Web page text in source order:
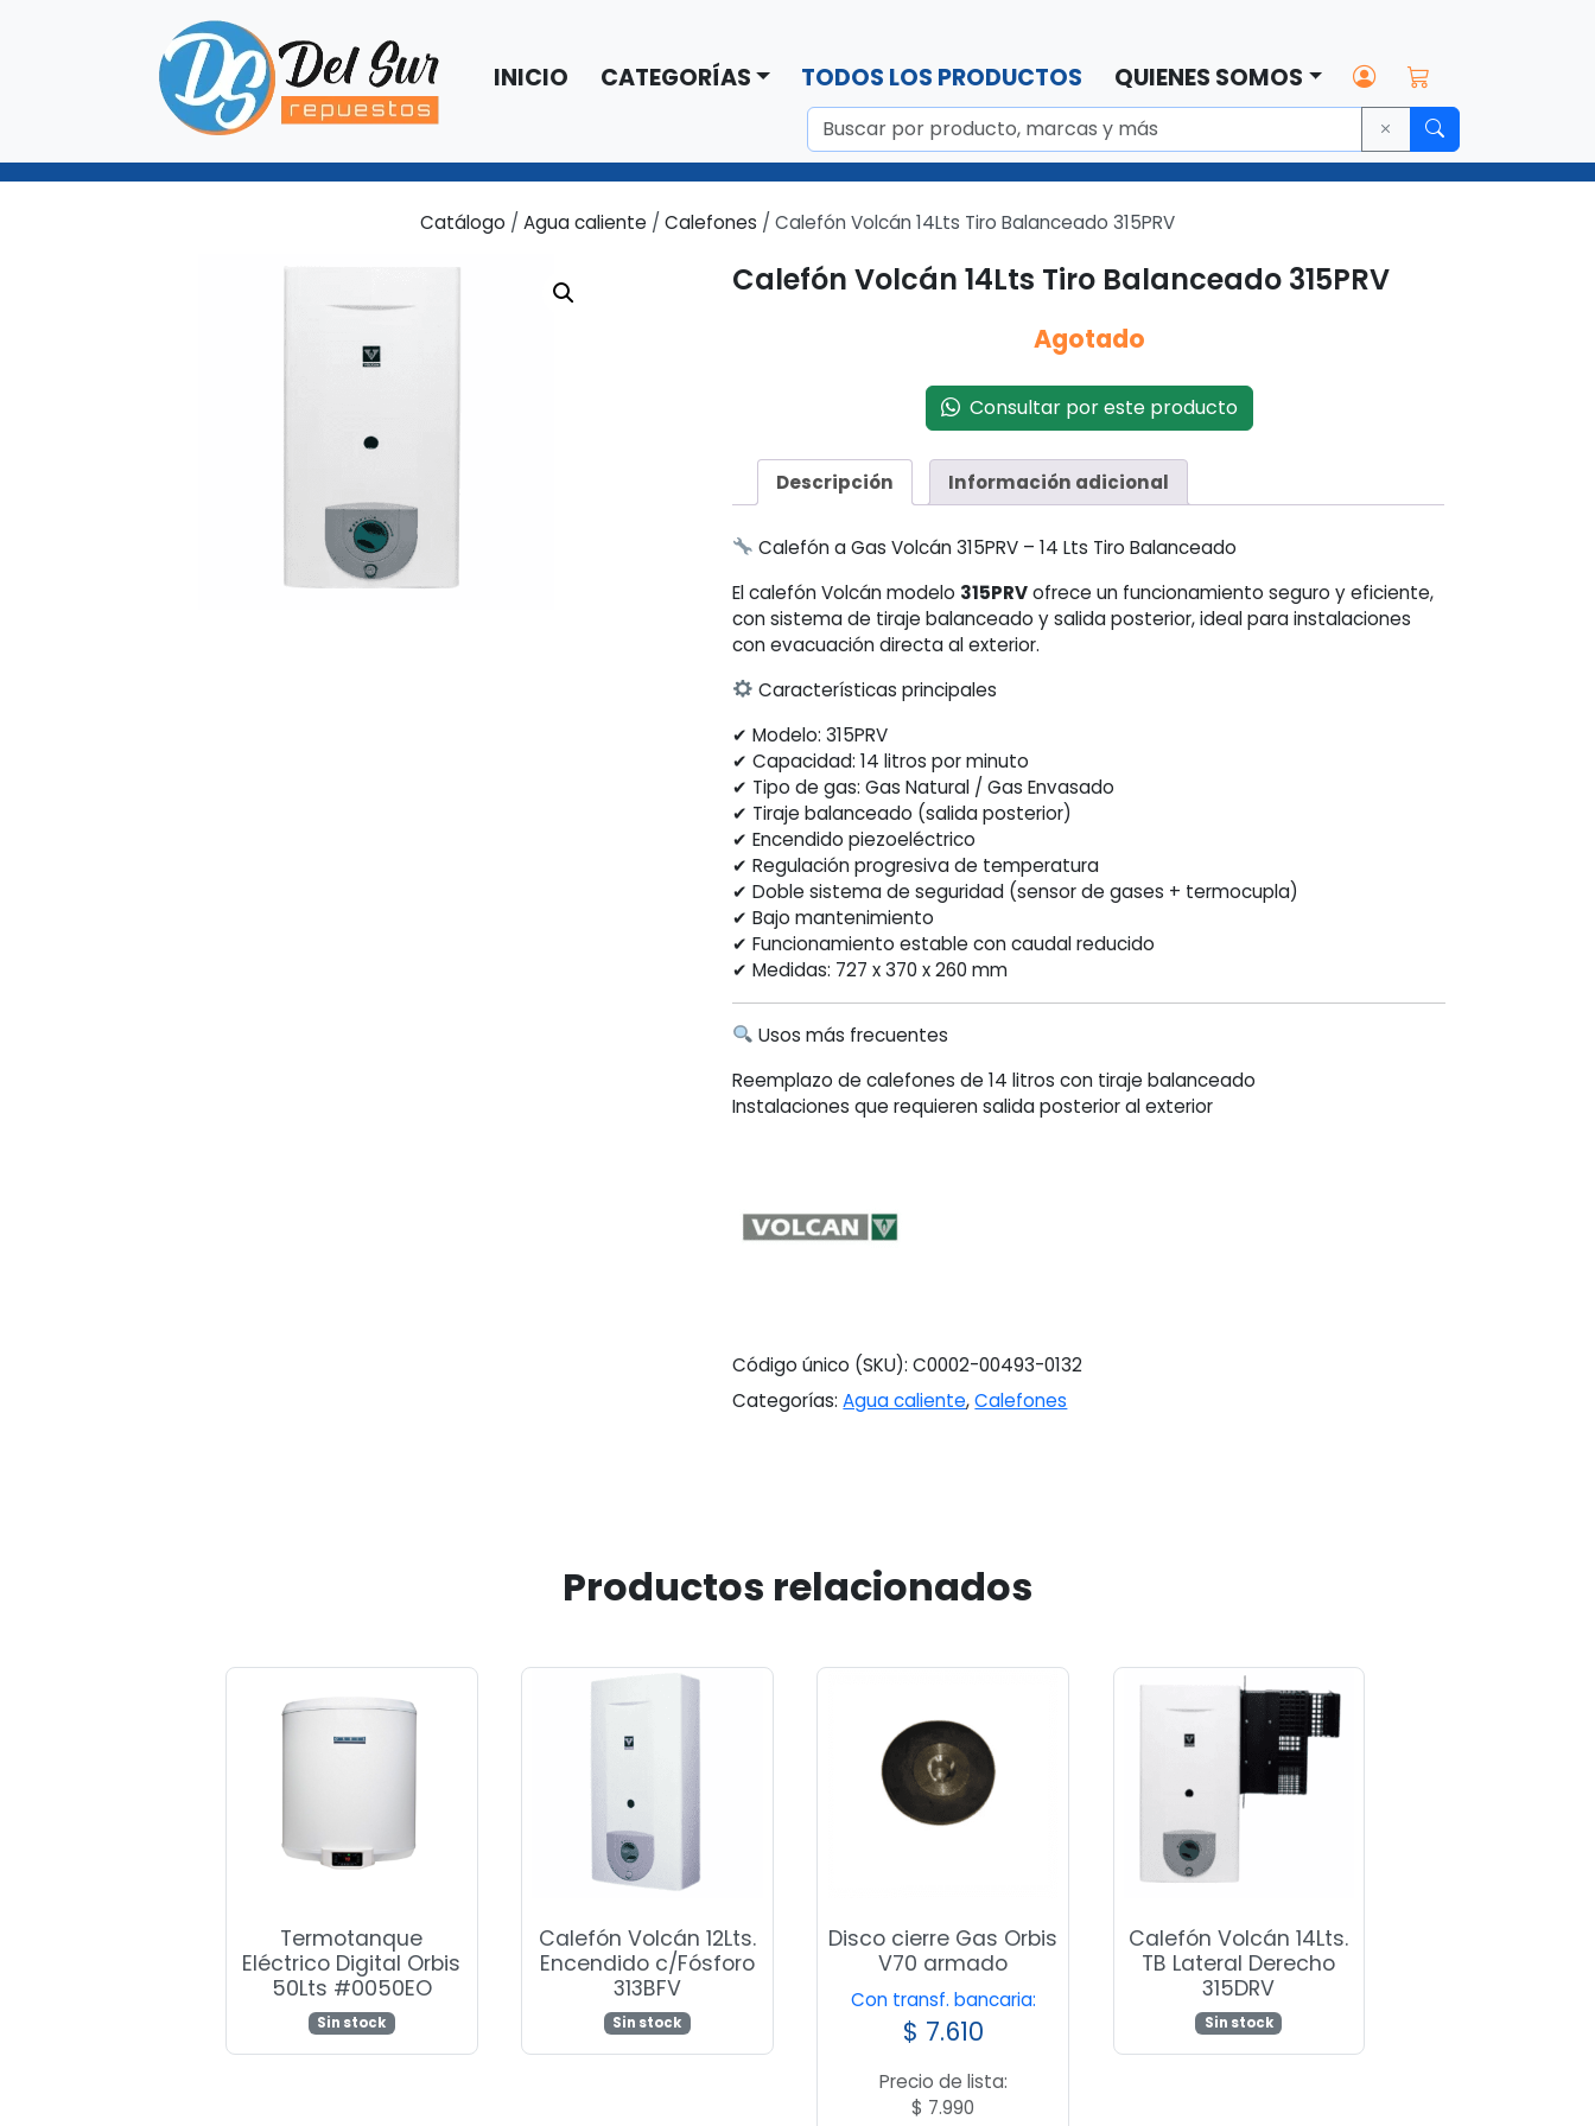
INICIO CATEGORÍAS TODOS LOS PRODUCTOS QUIENES SOMOS
Catálogo / Agua caliente / Calefones / Calefón Volcán 14Lts Tiro Balanceado 315PRV
Calefón Volcán 14Lts Tiro Balanceado 315PRV
Agotado
Consultar por este producto
Descripción Información adicional
Calefón a Gas Volcán 315PRV – 14 Lts Tiro Balanceado
El calefón Volcán modelo 315PRVofrece un funcionamiento seguro y eficiente,
con sistema de tiraje balanceado y salida posterior, ideal para instalaciones
con evacuación directa al exterior.
Características principales
✔ Modelo: 315PRV
✔ Capacidad: 14 litros por minuto
✔ Tipo de gas: Gas Natural / Gas Envasado
✔ Tiraje balanceado (salida posterior)
✔ Encendido piezoeléctrico
✔ Regulación progresiva de temperatura
✔ Doble sistema de seguridad (sensor de gases + termocupla)
✔ Bajo mantenimiento
✔ Funcionamiento estable con caudal reducido
✔ Medidas: 727 x 370 x 260 mm
Usos más frecuentes
Reemplazo de calefones de 14 litros con tiraje balanceado
Instalaciones que requieren salida posterior al exterior
Código único (SKU):C0002-00493-0132
Categorías:Agua caliente,Calefones
Productos relacionados
Termotanque
Eléctrico Digital Orbis
50Lts #0050EO
Sin stock
Calefón Volcán 12Lts.
Encendido c/Fósforo
313BFV
Sin stock
Disco cierre Gas Orbis
V70 armado
Con transf. bancaria:
$ 7.610
Precio de lista:
$ 7.990
Calefón Volcán 14Lts.
TB Lateral Derecho
315DRV
Sin stock